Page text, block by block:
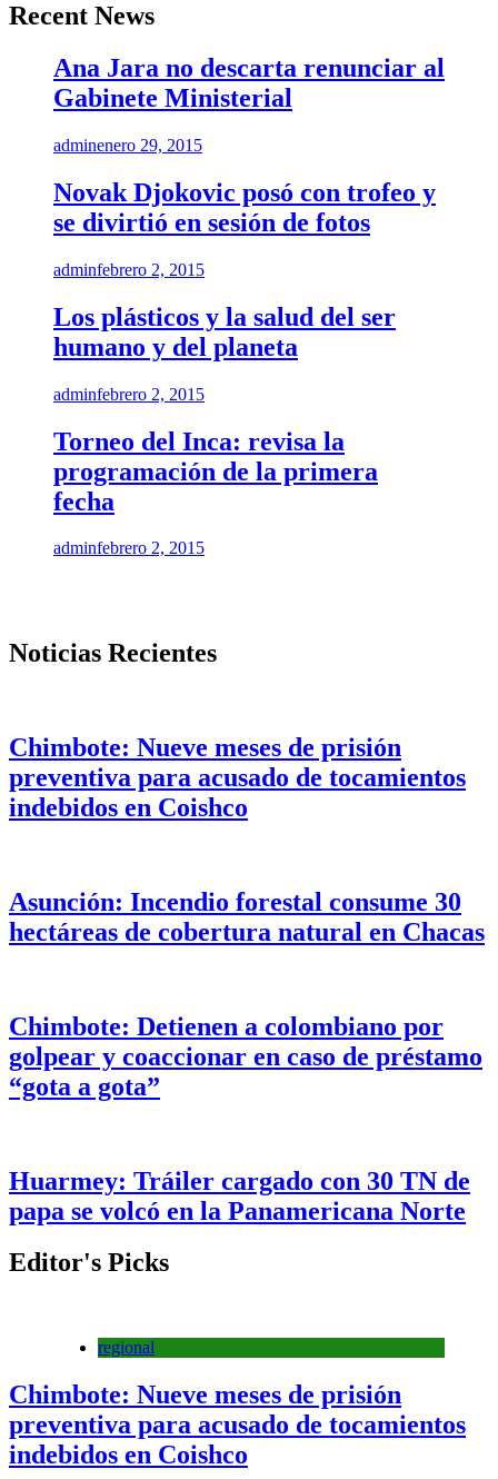
Recent News
Ana Jara no descarta renunciar al
Gabinete Ministerial
adminenero 29, 2015
Novak Djokovic posó con trofeo y
se divirtió en sesión de fotos
adminfebrero 2, 2015
Los plásticos y la salud del ser
humano y del planeta
adminfebrero 2, 2015
Torneo del Inca: revisa la
programación de la primera
fecha
adminfebrero 2, 2015
Noticias Recientes
Chimbote: Nueve meses de prisión
preventiva para acusado de tocamientos
indebidos en Coishco
Asunción: Incendio forestal consume 30
hectáreas de cobertura natural en Chacas
Chimbote: Detienen a colombiano por
golpear y coaccionar en caso de préstamo
“gota a gota”
Huarmey: Tráiler cargado con 30 TN de
papa se volcó en la Panamericana Norte
Editor's Picks
regional
Chimbote: Nueve meses de prisión
preventiva para acusado de tocamientos
indebidos en Coishco